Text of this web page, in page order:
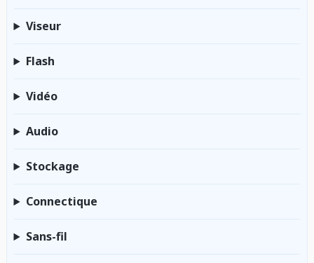
Viseur
Flash
Vidéo
Audio
Stockage
Connectique
Sans-fil